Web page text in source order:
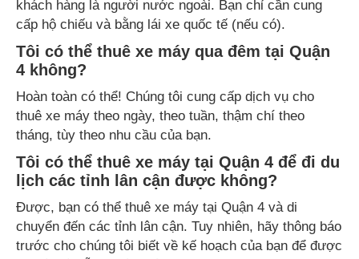
khách hàng là người nước ngoài. Bạn chỉ cần cung
cấp hộ chiếu và bằng lái xe quốc tế (nếu có).
Tôi có thể thuê xe máy qua đêm tại Quận
4 không?
Hoàn toàn có thể! Chúng tôi cung cấp dịch vụ cho
thuê xe máy theo ngày, theo tuần, thậm chí theo
tháng, tùy theo nhu cầu của bạn.
Tôi có thể thuê xe máy tại Quận 4 để đi du
lịch các tỉnh lân cận được không?
Được, bạn có thể thuê xe máy tại Quận 4 và di
chuyển đến các tỉnh lân cận. Tuy nhiên, hãy thông báo
trước cho chúng tôi biết về kế hoạch của bạn để được